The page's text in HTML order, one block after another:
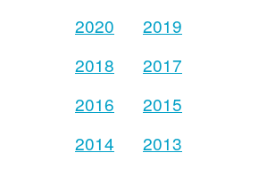
2020
2019
2018
2017
2016
2015
2014
2013